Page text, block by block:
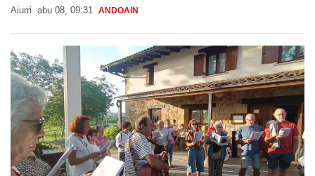
Aiurri abu 08, 09:31 ANDOAIN